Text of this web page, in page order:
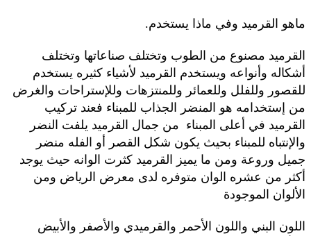
ماهو القرميد وفي ماذا يستخدم.
القرميد مصنوع من الطوب وتختلف صناعاتها وتختلف
أشكاله وأنواعه ويستخدم القرميد لأشياء كثيره يستخدم
للقصور وللفلل وللعمائر وللمنتزهات وللإستراحات والغرض
من إستخدامه هو المنضر الجذاب للمبناء فعند تركيب
القرميد في أعلى المبناء من جمال القرميد يلفت النضر
والإنتباه للمبناء بحيث يكون شكل القصر أو الفله منضر
جميل وروعة ومن ما يميز القرميد كثرت الوانه حيث يوجد
أكثر من عشره الوان متوفره لدى معرض الرياض ومن
الألوان الموجودة
اللون البني واللون الأحمر والقرميدي والأصفر والأبيض